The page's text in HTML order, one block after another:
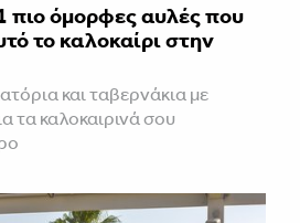
πιο όμορφες αυλές που
το καλοκαίρι στην
και ταβερνάκια με
τα καλοκαιρινά σου